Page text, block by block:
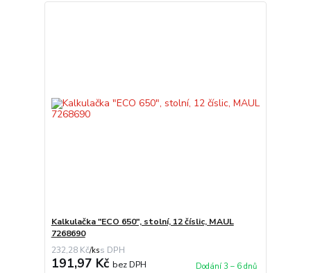
Kalkulačka "ECO 650", stolní, 12 číslic, MAUL
7268690
232,28 Kč/ks
191,97 Kč bez DPH Dodání 3 – 6 dnů